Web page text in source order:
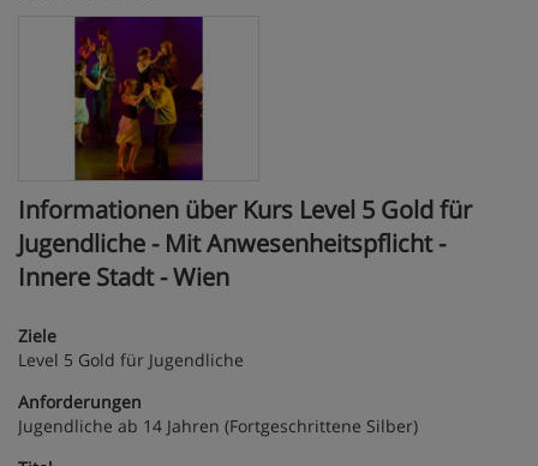
Informationen über Kurs Level 5 Gold für
Jugendliche - Mit Anwesenheitspflicht -
Innere Stadt - Wien
Ziele
Level 5 Gold für Jugendliche
Anforderungen
Jugendliche ab 14 Jahren (Fortgeschrittene Silber)